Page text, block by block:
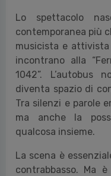
Lo spettacolo
contemporanea più
musicista e
incontrano alla
1042”. L’autobus
diventa spazio di
Tra silenzi e parole
ma anche la
qualcosa insieme.
La scena è
contrabbasso. Ma